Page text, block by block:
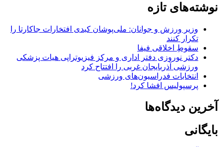
نوشته‌های تازه
وزیر ورزش و جوانان: ملی‌پوشان کبدی افتخارات جاکارتا را
تکرار کنند
سقوطِ اخلاقی فیفا
دکتر نوروزی دفتر اداری و مرکز فیزیوتراپی هیات پزشکی
ورزشی آذربایجان غربی را افتتاح کرد
انتخابات فدراسیون‌های ورزشی
پرسپولیس افشا کرد!
آخرین دیدگاه‌ها
بایگانی